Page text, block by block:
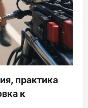
практика
к